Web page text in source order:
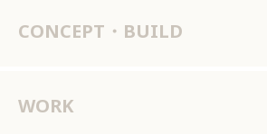
CONCEPT・BUILD
WORK